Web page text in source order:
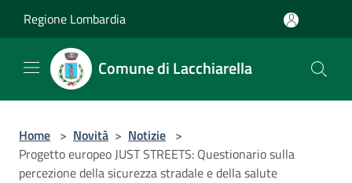
Regione Lombardia
Comune di Lacchiarella
Home > Novità > Notizie >
Progetto europeo JUST STREETS: Questionario sulla
percezione della sicurezza stradale e della salute